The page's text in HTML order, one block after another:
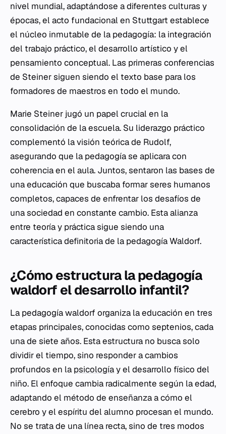
nivel mundial, adaptándose a diferentes culturas y
épocas, el acto fundacional en Stuttgart establece
el núcleo inmutable de la pedagogía: la integración
del trabajo práctico, el desarrollo artístico y el
pensamiento conceptual. Las primeras conferencias
de Steiner siguen siendo el texto base para los
formadores de maestros en todo el mundo.
Marie Steiner jugó un papel crucial en la
consolidación de la escuela. Su liderazgo práctico
complementó la visión teórica de Rudolf,
asegurando que la pedagogía se aplicara con
coherencia en el aula. Juntos, sentaron las bases de
una educación que buscaba formar seres humanos
completos, capaces de enfrentar los desafíos de
una sociedad en constante cambio. Esta alianza
entre teoría y práctica sigue siendo una
característica definitoria de la pedagogía Waldorf.
¿Cómo estructura la pedagogía
waldorf el desarrollo infantil?
La pedagogía waldorf organiza la educación en tres
etapas principales, conocidas como septenios, cada
una de siete años. Esta estructura no busca solo
dividir el tiempo, sino responder a cambios
profundos en la psicologíay el desarrollo físico del
niño. El enfoque cambia radicalmente según la edad,
adaptando el método de enseñanza a cómo el
cerebro y el espíritu del alumno procesan el mundo.
No se trata de una línea recta, sino de tres modos